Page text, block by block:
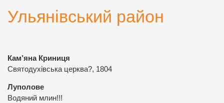
Ульянівський район
Кам’яна Криниця
Святодухівська церква?, 1804
Луполове
Водяний млин!!!